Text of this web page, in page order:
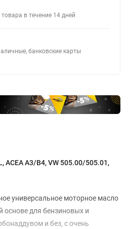
в течение 14 дней
банковские карты
ACEA A3/B4, VW 505.00/505.01,
универсальное моторное масло
для бензиновых и
и без, с очень